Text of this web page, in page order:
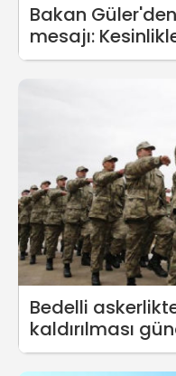
Bakan
mesajı:
Bedelli
kaldırılması